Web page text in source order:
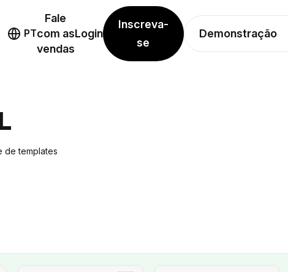
PT
Fale
com as
vendas
Login
Inscreva-
se
Demonstração
de templates